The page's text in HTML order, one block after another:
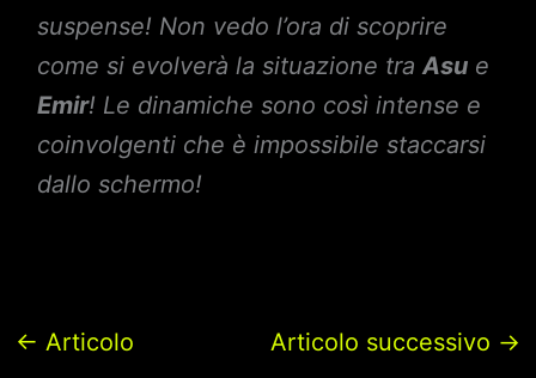
suspense! Non vedo l’ora di scoprire
come si evolverà la situazione traAsue
Emir! Le dinamiche sono così intense e
coinvolgenti che è impossibile staccarsi
dallo schermo!
← Articolo
Articolo successivo →